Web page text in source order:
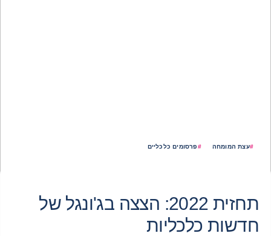
#עצת המומחה #פרסומים כלכליים
תחזית 2022: הצצה בג'ונגל של
חדשות כלכליות